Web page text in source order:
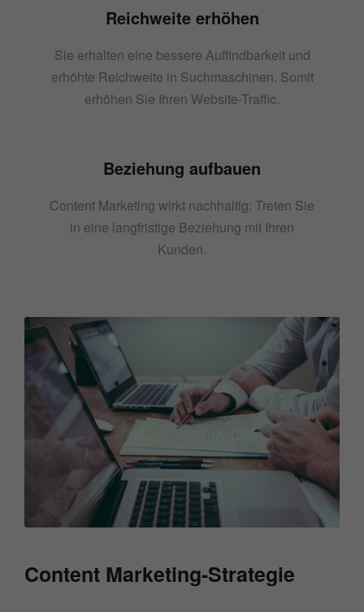
Reichweite erhöhen
Sie erhalten eine bessere Auffindbarkeit und
erhöhte Reichweite in Suchmaschinen. Somit
erhöhen Sie Ihren Website-Traffic.
Beziehung aufbauen
Content Marketing wirkt nachhaltig: Treten Sie
in eine langfristige Beziehung mit Ihren
Kunden.
Content Marketing-Strategie